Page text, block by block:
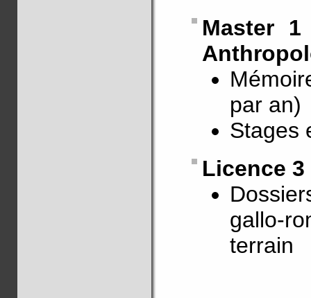
Master
par an)
Stages
Licence
gallo-
terrain